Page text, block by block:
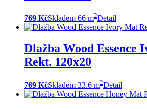
769 KčSkladem 66 m2Detail
Dlažba Wood Essence
Rekt. 120x20
769 KčSkladem 33.6 m2Detail